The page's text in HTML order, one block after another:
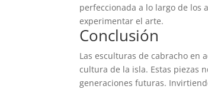
perfeccionada a lo largo de los
experimentar el arte.
Conclusión
Las esculturas de cabracho en
cultura de la isla. Estas piezas
generaciones futuras.